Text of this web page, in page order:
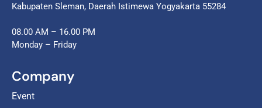
Kabupaten Sleman, Daerah Istimewa Yogyakarta 55284
08.00 AM – 16.00 PM
Monday – Friday
Company
Event